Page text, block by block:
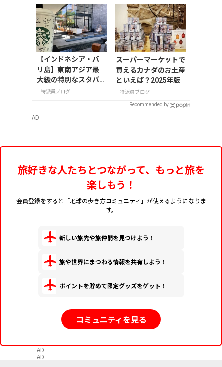
【インドネシア・バ
リ島】東南アジア最
大級の特別なスタバ
「スターバックスリ
特派員ブログ
スーパーマーケットで
買えるカナダのお土産
といえば？2025年版
特派員ブログ
Recommended by
AD
旅好きな人たちとつながって、もっと旅を
楽しもう！
会員登録をすると「地球の歩き方コミュニティ」が使えるようになりま
す。
新しい旅先や旅仲間を見つけよう！
旅や世界にまつわる情報を共有しよう！
ポイントを貯めて限定グッズをゲット！
コミュニティを見る
AD
AD